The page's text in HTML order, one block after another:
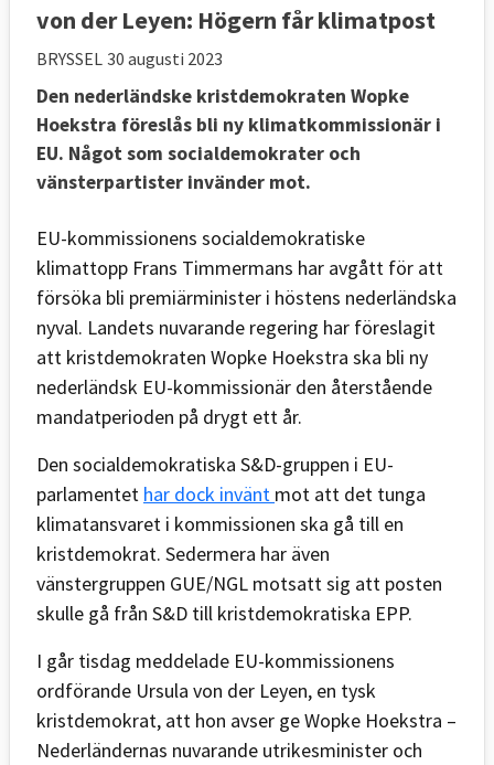
von der Leyen: Högern får klimatpost
BRYSSEL 30 augusti 2023
Den nederländske kristdemokraten Wopke
Hoekstra föreslås bli ny klimatkommissionär i
EU. Något som socialdemokrater och
vänsterpartister invänder mot.
EU-kommissionens socialdemokratiske
klimattopp Frans Timmermans har avgått för att
försöka bli premiärminister i höstens nederländska
nyval. Landets nuvarande regering har föreslagit
att kristdemokraten Wopke Hoekstra ska bli ny
nederländsk EU-kommissionär den återstående
mandatperioden på drygt ett år.
Den socialdemokratiska S&D-gruppen i EU-
parlamentet har dock invänt mot att det tunga
klimatansvaret i kommissionen ska gå till en
kristdemokrat. Sedermera har även
vänstergruppen GUE/NGL motsatt sig att posten
skulle gå från S&D till kristdemokratiska EPP.
I går tisdag meddelade EU-kommissionens
ordförande Ursula von der Leyen, en tysk
kristdemokrat, att hon avser ge Wopke Hoekstra –
Nederländernas nuvarande utrikesminister och